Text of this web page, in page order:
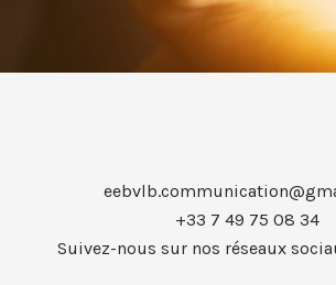
+33 7 49 75 08 34
Suivez-nous sur nos réseaux